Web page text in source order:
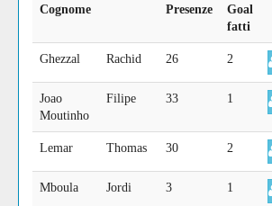
Cognome
Presenze
Goal
fatti
Ghezzal Rachid 26 2
Joao
Moutinho
Filipe 33 1
Lemar Thomas 30 2
Mboula Jordi 3 1